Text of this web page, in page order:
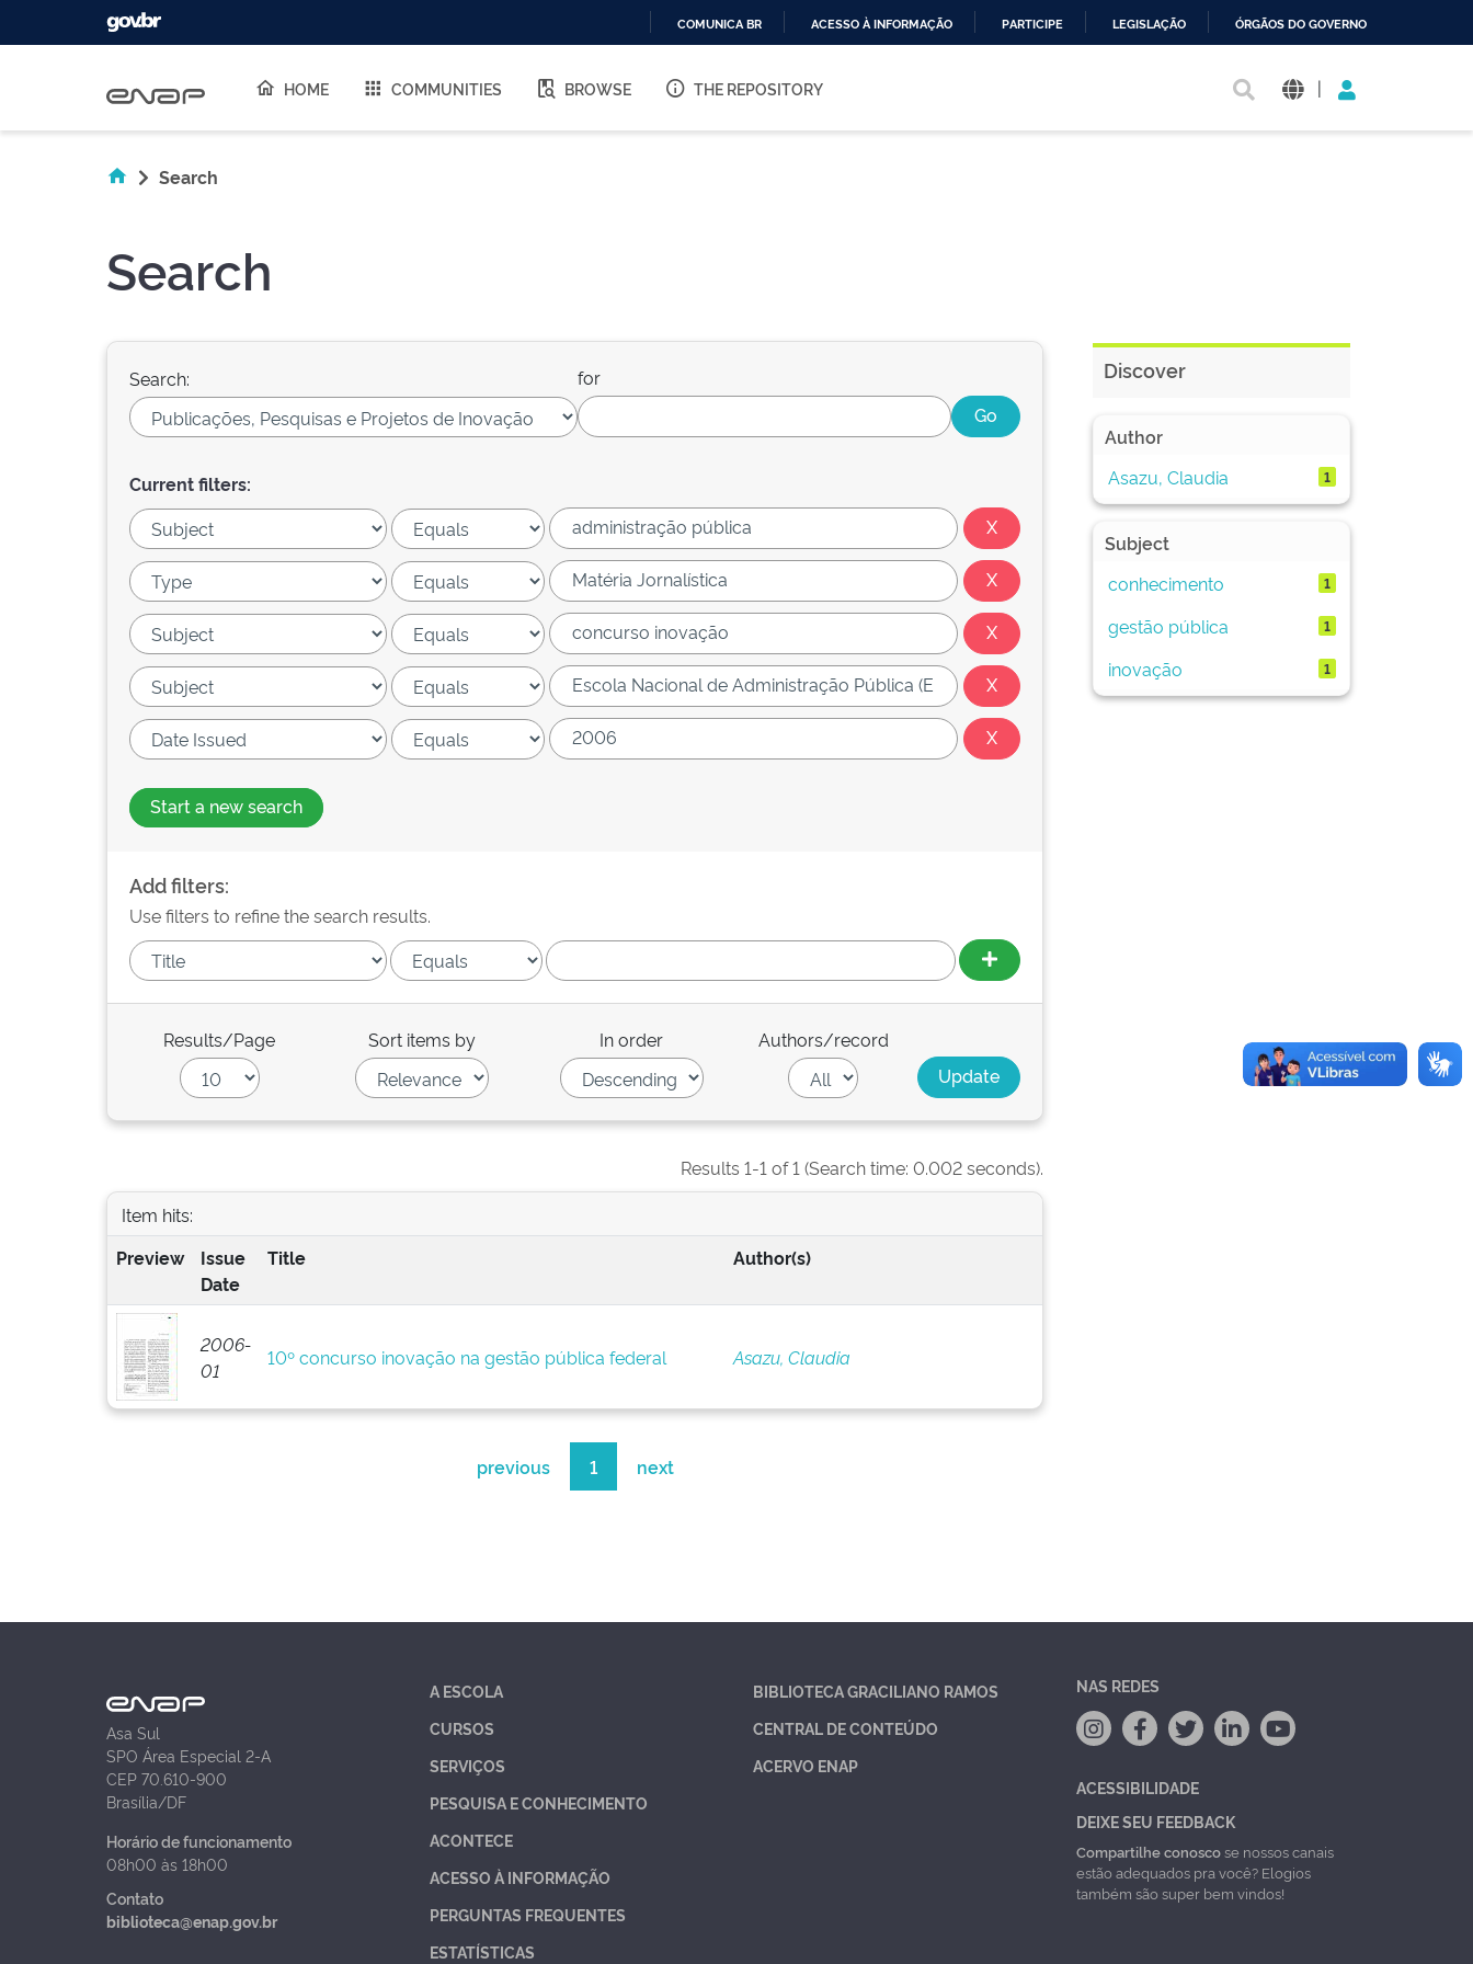
O
COMUNICA BR ACESSO À INFORMAÇÃO PARTICIPE LEGISLAÇÃO ÓRGÃOS DO GOVERNO
HOME COMMUNITIES BROWSE THE REPOSITORY |
Search
Search
Search: for
Current filters:
Start a new search
Add filters:
Use filters to refine the search results.
Results/Page Sort items by In order Authors/record
Results 1-1 of 1 (Search time: 0.002 seconds).
Item hits:
Preview
Issue
Date
Title Author(s)
2006-
01
10º concurso inovação na gestão pública federal Asazu, Claudia
previous 1 next
Discover
Author
Asazu, Claudia
1
Subject
conhecimento
1
gestão pública 1
inovação 1
Asa Sul
SPO Área Especial 2-A
CEP 70.610-900
Brasília/DF
Horário de funcionamento
08h00 às 18h00
Contato
biblioteca@enap.gov.br
A ESCOLA
CURSOS
SERVIÇOS
PESQUISA E CONHECIMENTO
ACONTECE
ACESSO À INFORMAÇÃO
PERGUNTAS FREQUENTES
ESTATÍSTICAS
BIBLIOTECA GRACILIANO RAMOS
CENTRAL DE CONTEÚDO
ACERVO ENAP
NAS REDES
ACESSIBILIDADE
DEIXE SEU FEEDBACK
Compartilhe conoscose nossos canais
estão adequados pra você? Elogios
também são super bem vindos!